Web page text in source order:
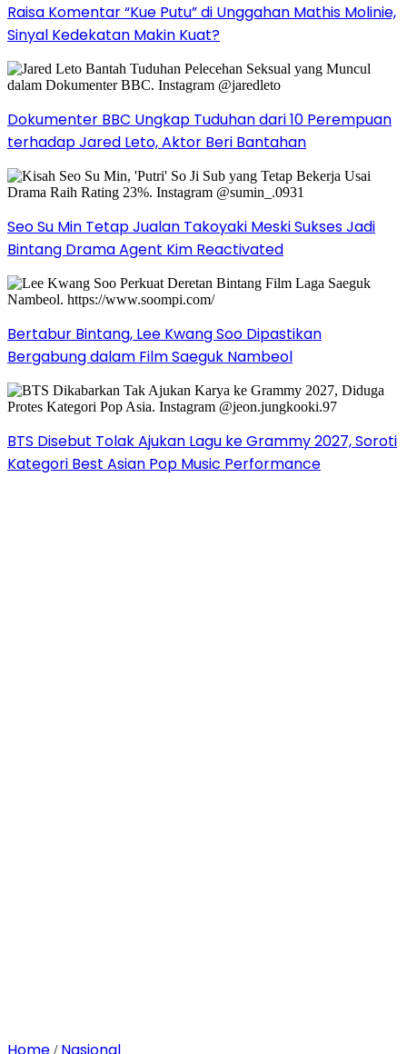
Raisa Komentar “Kue Putu” di Unggahan Mathis Molinie,
Sinyal Kedekatan Makin Kuat?
Dokumenter BBC Ungkap Tuduhan dari 10 Perempuan
terhadap Jared Leto, Aktor Beri Bantahan
Seo Su Min Tetap Jualan Takoyaki Meski Sukses Jadi
Bintang Drama Agent Kim Reactivated
Bertabur Bintang, Lee Kwang Soo Dipastikan
Bergabung dalam Film Saeguk Nambeol
BTS Disebut Tolak Ajukan Lagu ke Grammy 2027, Soroti
Kategori Best Asian Pop Music Performance
Home / Nasional